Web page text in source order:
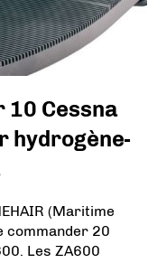
Cessna
hydrogène-
(Maritime
commander 20
Les ZA600